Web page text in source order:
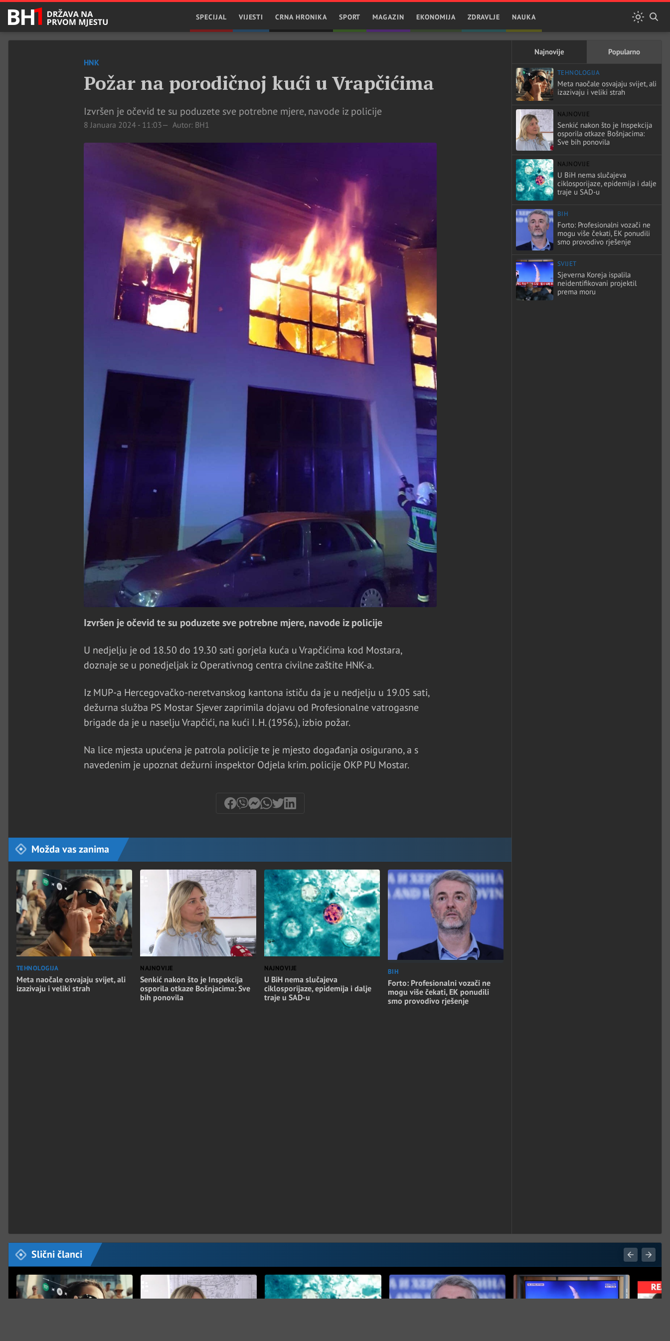
SPECIJAL VIJESTI CRNA HRONIKA SPORT MAGAZIN EKONOMIJA ZDRAVLJE NAUKA
HNK
Požar na porodičnoj kući u Vrapčićima
Izvršen je očevid te su poduzete sve potrebne mjere, navode iz policije
8 Januara 2024 - 11:03 Autor: BH1
Izvršen je očevid te su poduzete sve potrebne mjere, navode iz policije
U nedjelju je od 18.50 do 19.30 sati gorjela kuća u Vrapčićima kod Mostara,
doznaje se u ponedjeljak iz Operativnog centra civilne zaštite HNK-a.
Iz MUP-a Hercegovačko-neretvanskog kantona ističu da je u nedjelju u 19.05 sati,
dežurna služba PS Mostar Sjever zaprimila dojavu od Profesionalne vatrogasne
brigade da je u naselju Vrapčići, na kući I. H. (1956.), izbio požar.
Na lice mjesta upućena je patrola policije te je mjesto događanja osigurano, a s
navedenim je upoznat dežurni inspektor Odjela krim. policije OKP PU Mostar.
Možda vas zanima
TEHNOLOGIJA
Meta naočale osvajaju svijet, ali
izazivaju i veliki strah
NAJNOVIJE
Senkić nakon što je Inspekcija
osporila otkaze Bošnjacima: Sve
bih ponovila
NAJNOVIJE
U BiH nema slučajeva
ciklosporijaze, epidemija i dalje
traje u SAD-u
BIH
Forto: Profesionalni vozači ne
mogu više čekati, EK ponudili
smo provodivo rješenje
Najnovije Popularno
TEHNOLOGIJA
Meta naočale osvajaju svijet, ali
izazivaju i veliki strah
NAJNOVIJE
Senkić nakon što je Inspekcija
osporila otkaze Bošnjacima:
Sve bih ponovila
NAJNOVIJE
U BiH nema slučajeva
ciklosporijaze, epidemija i dalje
traje u SAD-u
BIH
Forto: Profesionalni vozači ne
mogu više čekati, EK ponudili
smo provodivo rješenje
SVIJET
Sjeverna Koreja ispalila
neidentifikovani projektil
prema moru
Slični članci